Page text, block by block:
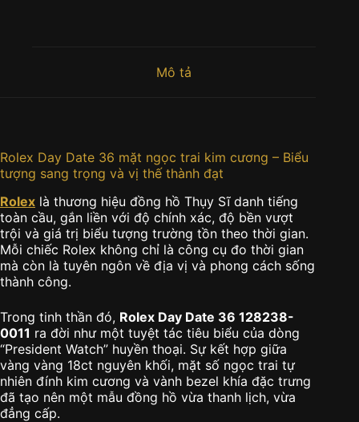
Mô tả
Rolex Day Date 36 mặt ngọc trai kim cương – Biểu
tượng sang trọng và vị thế thành đạt
Rolex là thương hiệu đồng hồ Thụy Sĩ danh tiếng
toàn cầu, gắn liền với độ chính xác, độ bền vượt
trội và giá trị biểu tượng trường tồn theo thời gian.
Mỗi chiếc Rolex không chỉ là công cụ đo thời gian
mà còn là tuyên ngôn về địa vị và phong cách sống
thành công.
Trong tinh thần đó, Rolex Day Date 36 128238-
0011 ra đời như một tuyệt tác tiêu biểu của dòng
“President Watch” huyền thoại. Sự kết hợp giữa
vàng vàng 18ct nguyên khối, mặt số ngọc trai tự
nhiên đính kim cương và vành bezel khía đặc trưng
đã tạo nên một mẫu đồng hồ vừa thanh lịch, vừa
đẳng cấp.